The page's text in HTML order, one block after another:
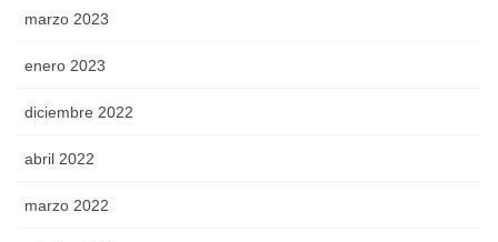
marzo 2023
enero 2023
diciembre 2022
abril 2022
marzo 2022